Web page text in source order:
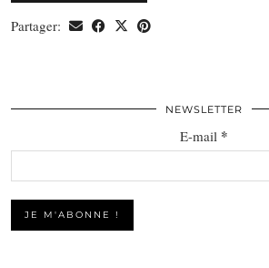
Partager:
NEWSLETTER
E-mail *